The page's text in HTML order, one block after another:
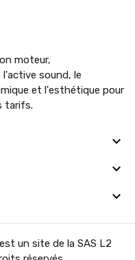
moteur,
sound, le
et l'esthétique pour
tarifs.
un site de la SAS L2